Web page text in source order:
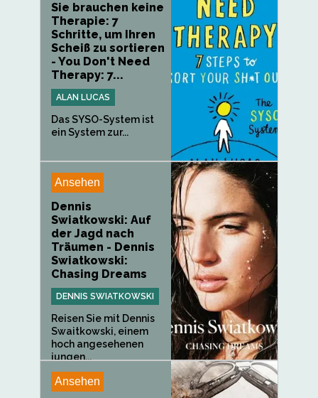
Sie brauchen keine
Therapie: 7
Schritte, um Ihren
Scheiß zu sortieren
- You Don't Need
Therapy: 7...
ALAN LUCAS
Das SYSO-System ist
ein System zur...
Ansehen
Dennis
Swiatkowski: Auf
der Jagd nach
Träumen - Dennis
Swiatkowski:
Chasing Dreams
DENNIS SWIATKOWSKI
Reisen Sie mit Dennis
Swaitkowski, einem
hoch angesehenen
jungen...
Ansehen